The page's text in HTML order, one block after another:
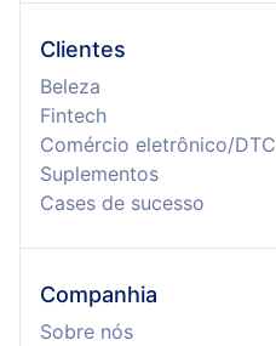
Clientes
Beleza
Fintech
Comércio eletrônico/DTC
Suplementos
Cases de sucesso
Companhia
Sobre nós